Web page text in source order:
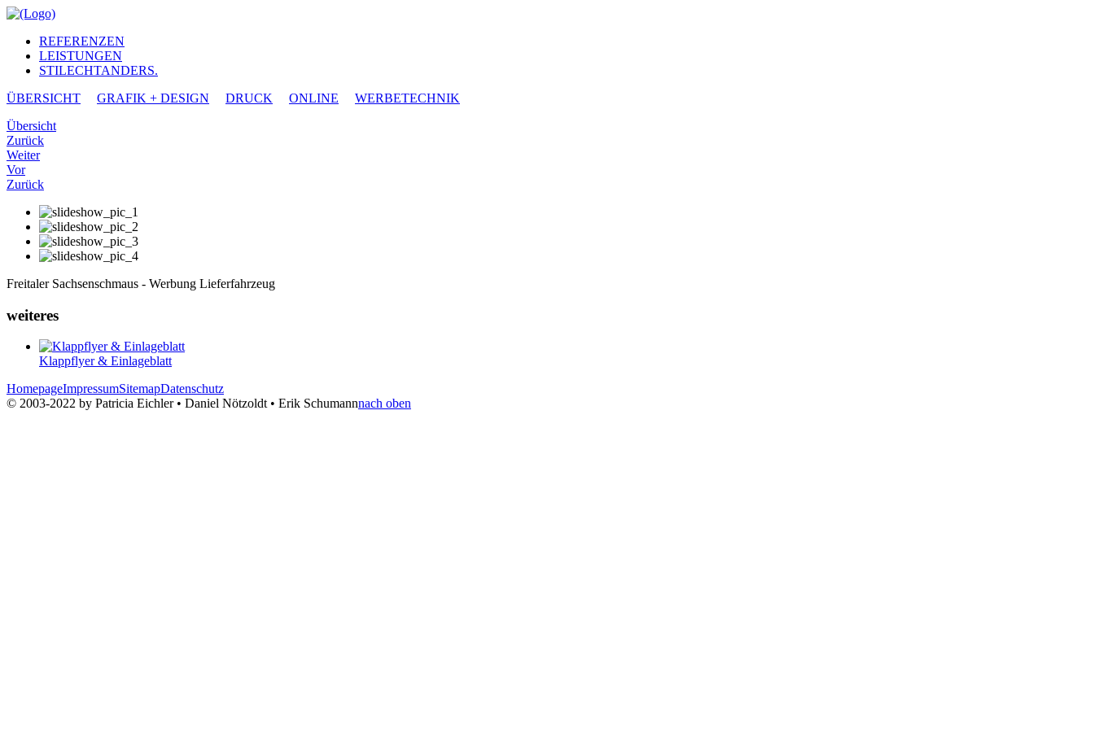
REFERENZEN
LEISTUNGEN
STILECHTANDERS.
ÜBERSICHT
GRAFIK + DESIGN DRUCK ONLINE
WERBETECHNIK
Übersicht
Zurück
Weiter
Vor
Zurück
Freitaler Sachsenschmaus - Werbung Lieferfahrzeug
weiteres
Klappflyer & Einlageblatt
HomepageImpressumSitemapDatenschutz
© 2003-2022 by Patricia Eichler • Daniel Nötzoldt • Erik Schumannnach oben